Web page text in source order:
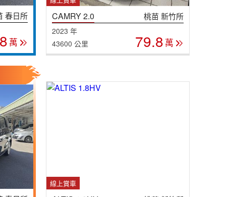
春日所
萬
CAMRY 2.0 桃苗 新竹所
2023 年
43600 公里
79.8 萬
線上賞車